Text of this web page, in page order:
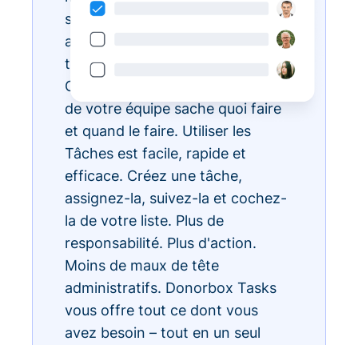
simplifier toutes vos tâches
administratives quotidiennes, le
tout au sein de l'écosystème
CRM, pour que chaque membre
de votre équipe sache quoi faire
et quand le faire. Utiliser les
Tâches est facile, rapide et
efficace. Créez une tâche,
assignez-la, suivez-la et cochez-
la de votre liste. Plus de
responsabilité. Plus d'action.
Moins de maux de tête
administratifs. Donorbox Tasks
vous offre tout ce dont vous
avez besoin – tout en un seul